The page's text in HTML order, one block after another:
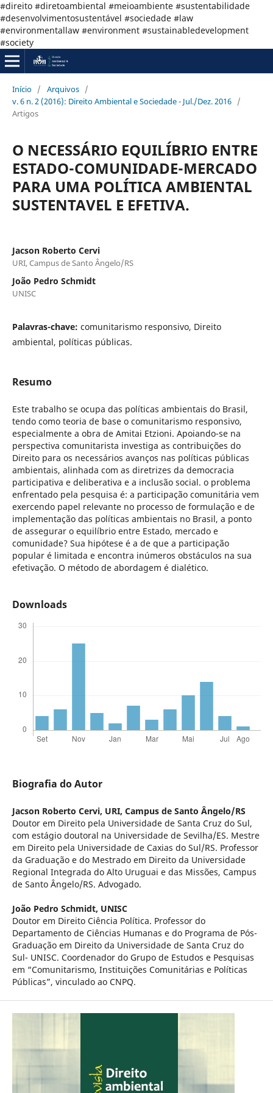
#direito #diretoambiental #meioambiente #sustentabilidade
#desenvolvimentosustentável #sociedade #law
#environmentallaw #environment #sustainabledevelopment
#society
Início / Arquivos /
v. 6 n. 2 (2016): Direito Ambiental e Sociedade - Jul./Dez. 2016 /
Artigos
O NECESSÁRIO EQUILÍBRIO ENTRE
ESTADO-COMUNIDADE-MERCADO
PARA UMA POLÍTICA AMBIENTAL
SUSTENTAVEL E EFETIVA.
Jacson Roberto Cervi
URI, Campus de Santo Ângelo/RS
João Pedro Schmidt
UNISC
Palavras-chave: comunitarismo responsivo, Direito
ambiental, políticas públicas.
Resumo
Este trabalho se ocupa das políticas ambientais do Brasil,
tendo como teoria de base o comunitarismo responsivo,
especialmente a obra de Amitai Etzioni. Apoiando-se na
perspectiva comunitarista investiga as contribuições do
Direito para os necessários avanços nas políticas públicas
ambientais, alinhada com as diretrizes da democracia
participativa e deliberativa e a inclusão social. o problema
enfrentado pela pesquisa é: a participação comunitária vem
exercendo papel relevante no processo de formulação e de
implementação das políticas ambientais no Brasil, a ponto
de assegurar o equilíbrio entre Estado, mercado e
comunidade? Sua hipótese é a de que a participação
popular é limitada e encontra inúmeros obstáculos na sua
efetivação. O método de abordagem é dialético.
Downloads
Biografia do Autor
Jacson Roberto Cervi, URI, Campus de Santo Ângelo/RS
Doutor em Direito pela Universidade de Santa Cruz do Sul,
com estágio doutoral na Universidade de Sevilha/ES. Mestre
em Direito pela Universidade de Caxias do Sul/RS. Professor
da Graduação e do Mestrado em Direito da Universidade
Regional Integrada do Alto Uruguai e das Missões, Campus
de Santo Ângelo/RS. Advogado.
João Pedro Schmidt, UNISC
Doutor em Direito Ciência Política. Professor do
Departamento de Ciências Humanas e do Programa de Pós-
Graduação em Direito da Universidade de Santa Cruz do
Sul- UNISC. Coordenador do Grupo de Estudos e Pesquisas
em “Comunitarismo, Instituições Comunitárias e Políticas
Públicas”, vinculado ao CNPQ.